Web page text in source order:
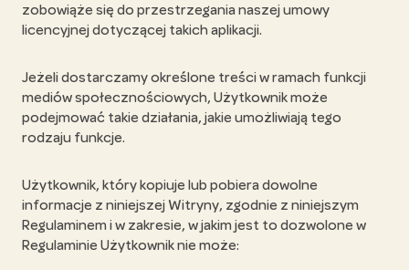
zobowiąże się do przestrzegania naszej umowy
licencyjnej dotyczącej takich aplikacji.
Jeżeli dostarczamy określone treści w ramach funkcji
mediów społecznościowych, Użytkownik może
podejmować takie działania, jakie umożliwiają tego
rodzaju funkcje.
Użytkownik, który kopiuje lub pobiera dowolne
informacje z niniejszej Witryny, zgodnie z niniejszym
Regulaminem i w zakresie, w jakim jest to dozwolone w
Regulaminie Użytkownik nie może: